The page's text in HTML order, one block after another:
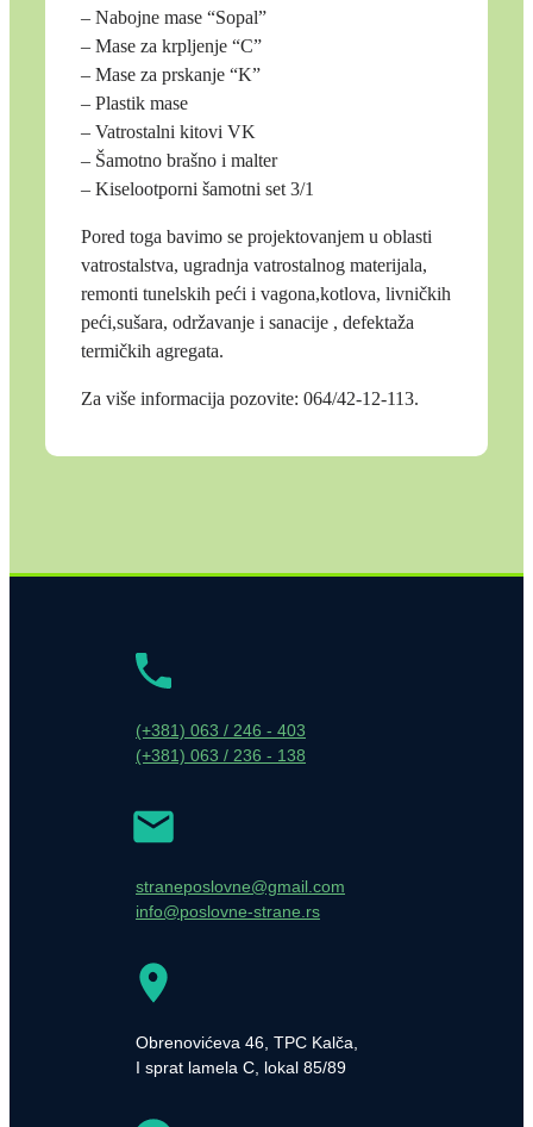
– Nabojne mase “Sopal”
– Mase za krpljenje “C”
– Mase za prskanje “K”
– Plastik mase
– Vatrostalni kitovi VK
– Šamotno brašno i malter
– Kiselootporni šamotni set 3/1
Pored toga bavimo se projektovanjem u oblasti
vatrostalstva, ugradnja vatrostalnog materijala,
remonti tunelskih peći i vagona,kotlova, livničkih
peći,sušara, održavanje i sanacije , defektaža
termičkih agregata.
Za više informacija pozovite: 064/42-12-113.
(+381) 063 / 246 - 403
(+381) 063 / 236 - 138
straneposlovne@gmail.com
info@poslovne-strane.rs
Obrenovićeva 46, TPC Kalča,
I sprat lamela C, lokal 85/89